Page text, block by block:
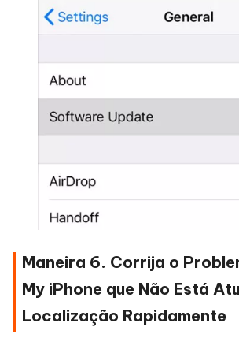
Maneira 6. Corrija o
My iPhone que Não Está
Localização Rapidamente